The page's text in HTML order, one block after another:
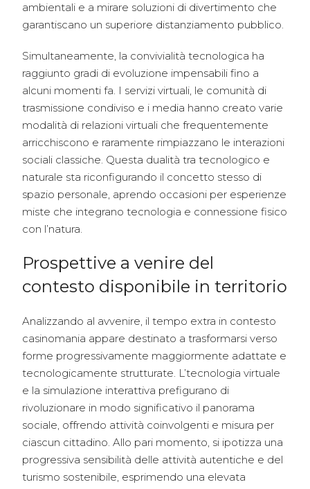
ambientali e a mirare soluzioni di divertimento che
garantiscano un superiore distanziamento pubblico.
Simultaneamente, la convivialità tecnologica ha
raggiunto gradi di evoluzione impensabili fino a
alcuni momenti fa. I servizi virtuali, le comunità di
trasmissione condiviso e i media hanno creato varie
modalità di relazioni virtuali che frequentemente
arricchiscono e raramente rimpiazzano le interazioni
sociali classiche. Questa dualità tra tecnologico e
naturale sta riconfigurando il concetto stesso di
spazio personale, aprendo occasioni per esperienze
miste che integrano tecnologia e connessione fisico
con l’natura.
Prospettive a venire del
contesto disponibile in territorio
Analizzando al avvenire, il tempo extra in contesto
casinomania appare destinato a trasformarsi verso
forme progressivamente maggiormente adattate e
tecnologicamente strutturate. L’tecnologia virtuale
e la simulazione interattiva prefigurano di
rivoluzionare in modo significativo il panorama
sociale, offrendo attività coinvolgenti e misura per
ciascun cittadino. Allo pari momento, si ipotizza una
progressiva sensibilità delle attività autentiche e del
turismo sostenibile, esprimendo una elevata